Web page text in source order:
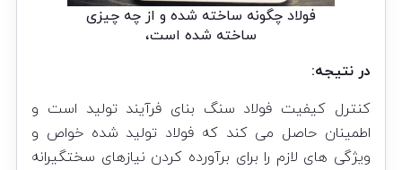
فولاد چگونه ساخته شده و از چه چیزی
ساخته شده است،
در نتیجه:
کنترل کیفیت فولاد سنگ بنای فرآیند تولید است و
اطمینان حاصل می کند که فولاد تولید شده خواص و
ویژگی های لازم را برای برآورده کردن نیازهای سختگیرانه